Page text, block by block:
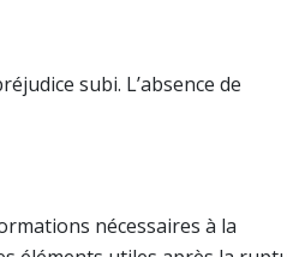
subi. L’absence de
nécessaires à la